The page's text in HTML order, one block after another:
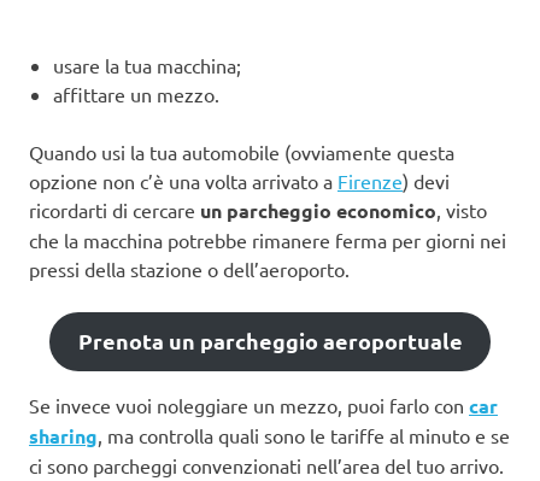
usare la tua macchina;
affittare un mezzo.
Quando usi la tua automobile (ovviamente questa
opzione non c’è una volta arrivato a Firenze) devi
ricordarti di cercare un parcheggio economico , visto
che la macchina potrebbe rimanere ferma per giorni nei
pressi della stazione o dell’aeroporto.
Prenota un parcheggio aeroportuale
Se invece vuoi noleggiare un mezzo, puoi farlo con car
sharing, ma controlla quali sono le tariffe al minuto e se
ci sono parcheggi convenzionati nell’area del tuo arrivo.